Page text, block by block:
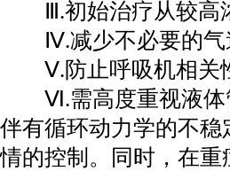
Ⅲ.初始治疗从较高浓
Ⅳ.减少不必要的气
Ⅴ.防止呼吸机相关性
Ⅵ.需高度重视液体
伴有循环动力学的不
情的控制。同时，在